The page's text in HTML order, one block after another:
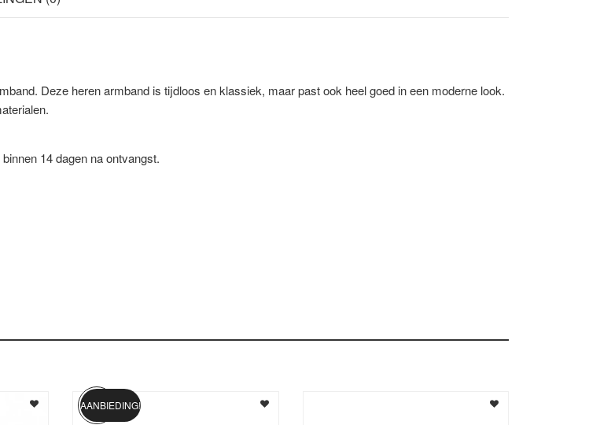
Deze heren armband is tijdloos en klassiek, maar past ook heel goed in een moderne look.
14 dagen na ontvangst.
AANBIEDING!